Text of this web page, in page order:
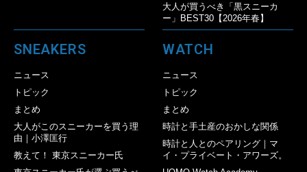
大人が買うべき「黒スニーカ
ー」BEST30【2026年春】
SNEAKERS
ニュース
トピック
まとめ
大人がこのスニーカーを買う理
由｜小澤匡行
教えて！ 東京スニーカー氏
WATCH
ニュース
トピック
まとめ
時計と手土産のおかしな関係
時計と人とのペアリング｜マ
イ・プライベート・アワーズ。